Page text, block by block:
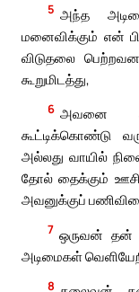
5 அந்த
மனைவிக்கும் என்
விடுதலை
கூறுமிடத்து,
6 அவனை
கூட்டிக்கொண்டு
அல்லது வாயில்
தோல் தைக்கும்
அவனுக்குப்
7 ஒருவன் தன்
அடிமைகள்
8